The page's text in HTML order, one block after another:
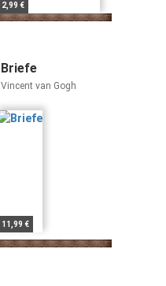
2,99 €
Briefe
Vincent van Gogh
11,99 €